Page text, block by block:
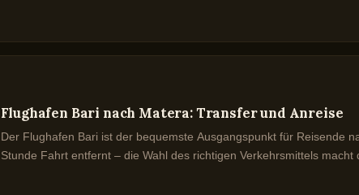
Flughafen Bari nach Matera: Transfer und Anreise
Der Flughafen Bari ist der bequemste Ausgangspunkt für Reisende
Stunde Fahrt entfernt – die Wahl des richtigen Verkehrsmittels macht